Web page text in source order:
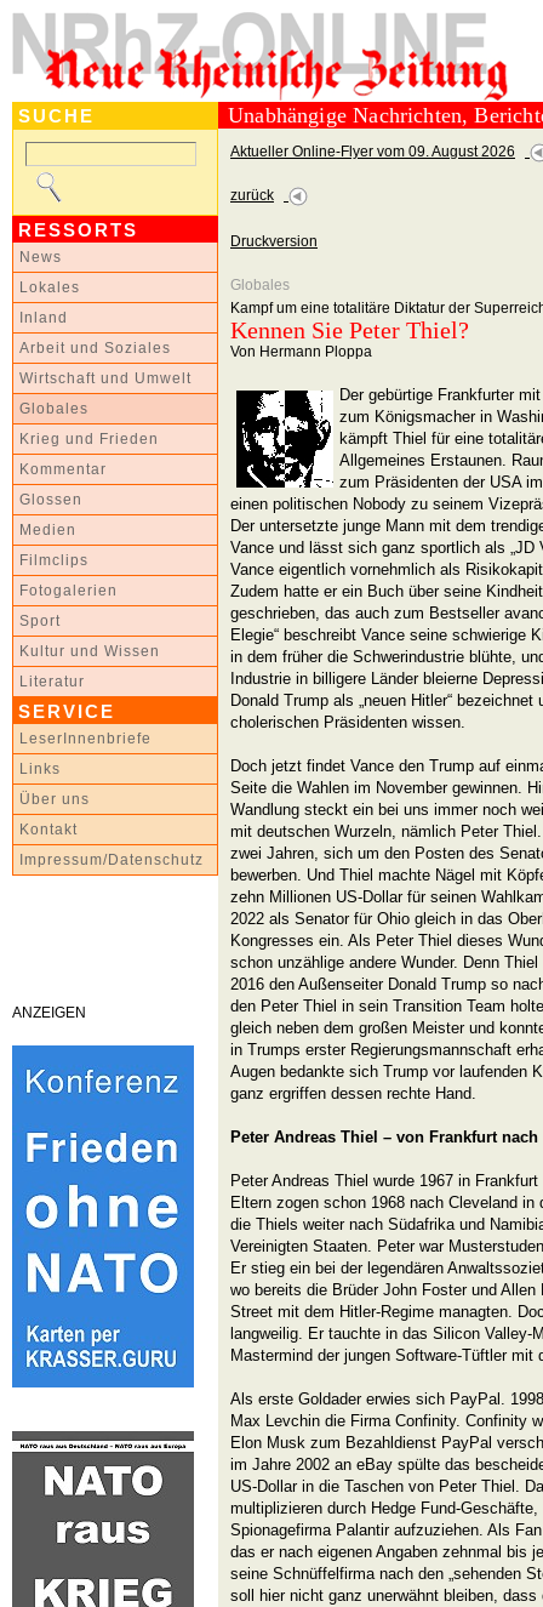
SUCHE
RESSORTS
News
Lokales
Inland
Arbeit und Soziales
Wirtschaft und Umwelt
Globales
Krieg und Frieden
Kommentar
Glossen
Medien
Filmclips
Fotogalerien
Sport
Kultur und Wissen
Literatur
SERVICE
LeserInnenbriefe
Links
Über uns
Kontakt
Impressum/Datenschutz
ANZEIGEN
Unabhängige Nachrichten,
Aktueller Online-Flyer vom 09. August 2026
zurück
Druckversion
Globales
Kampf um eine totalitäre Diktatur der
Kennen Sie Peter Thiel?
Von Hermann Ploppa
Der gebürtige Frankfurter
zum Königsmacher in
kämpft Thiel für eine
Allgemeines Erstaunen.
zum Präsidenten der USA
einen politischen Nobody zu seinem
Der untersetzte junge Mann mit dem
Vance und lässt sich ganz sportlich als „JD
Vance eigentlich vornehmlich als
Zudem hatte er ein Buch über seine
geschrieben, das auch zum Bestseller
Elegie“ beschreibt Vance seine schwierige
in dem früher die Schwerindustrie blühte,
Industrie in billigere Länder bleierne
Donald Trump als „neuen Hitler“
cholerischen Präsidenten wissen.
Doch jetzt findet Vance den Trump auf
Seite die Wahlen im November gewinnen.
Wandlung steckt ein bei uns immer noch
mit deutschen Wurzeln, nämlich Peter
zwei Jahren, sich um den Posten des
bewerben. Und Thiel machte Nägel mit
zehn Millionen US-Dollar für seinen
2022 als Senator für Ohio gleich in das
Kongresses ein. Als Peter Thiel dieses
schon unzählige andere Wunder. Denn
2016 den Außenseiter Donald Trump so
den Peter Thiel in sein Transition Team
gleich neben dem großen Meister und
in Trumps erster Regierungsmannschaft
Augen bedankte sich Trump vor laufenden
ganz ergriffen dessen rechte Hand.
Peter Andreas Thiel – von Frankfurt
Peter Andreas Thiel wurde 1967 in
Eltern zogen schon 1968 nach Cleveland
die Thiels weiter nach Südafrika und
Vereinigten Staaten. Peter war
Er stieg ein bei der legendären
wo bereits die Brüder John Foster und
Street mit dem Hitler-Regime managten.
langweilig. Er tauchte in das Silicon Valley-
Mastermind der jungen Software-Tüftler mit
Als erste Goldader erwies sich PayPal.
Max Levchin die Firma Confinity. Confinity
Elon Musk zum Bezahldienst PayPal
im Jahre 2002 an eBay spülte das
US-Dollar in die Taschen von Peter Thiel.
multiplizieren durch Hedge Fund-
Spionagefirma Palantir aufzuziehen. Als
das er nach eigenen Angaben zehnmal bis
seine Schnüffelfirma nach den „sehenden
soll hier nicht ganz unerwähnt bleiben,